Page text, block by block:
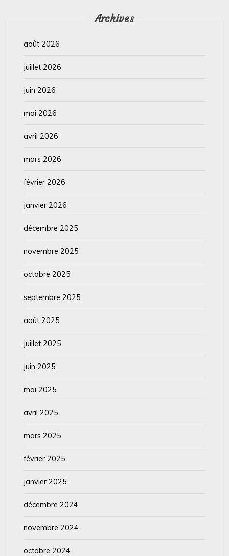
Archives
août 2026
juillet 2026
juin 2026
mai 2026
avril 2026
mars 2026
février 2026
janvier 2026
décembre 2025
novembre 2025
octobre 2025
septembre 2025
août 2025
juillet 2025
juin 2025
mai 2025
avril 2025
mars 2025
février 2025
janvier 2025
décembre 2024
novembre 2024
octobre 2024